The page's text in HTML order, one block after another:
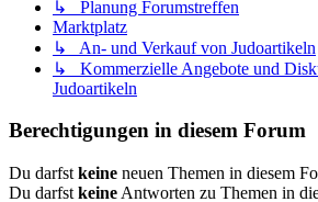
↳ Planung Forumstreffen
Marktplatz
↳ An- und Verkauf von Judoartikeln
↳ Kommerzielle Angebote und
Judoartikeln
Berechtigungen in diesem Forum
Du darfst keine neuen Themen in diesem
Du darfst keine Antworten zu Themen in